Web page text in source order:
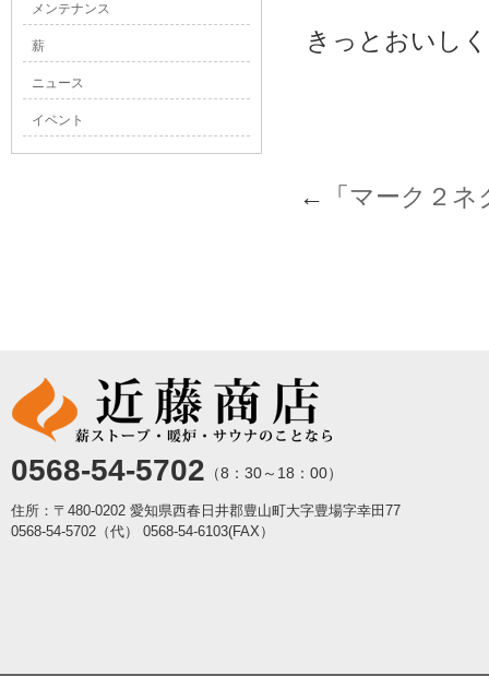
きっとおいし
←「マーク２ネ
メンテナンス
薪
ニュース
イベント
0568-54-5702 （8：30～18：00）
住所：〒480-0202 愛知県西春日井郡豊山町大字豊場字幸田77
0568-54-5702（代）
0568-54-6103(FAX）